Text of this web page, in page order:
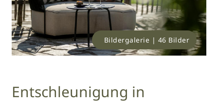
Bildergalerie | 46 Bilder
Entschleunigung in